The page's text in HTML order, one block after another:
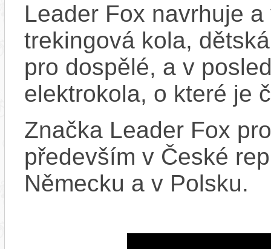
Leader Fox navrhuje
trekingová kola,
pro dospělé, a v
elektrokola, o které je
Značka Leader Fox
především v České
Německu a v Polsku.